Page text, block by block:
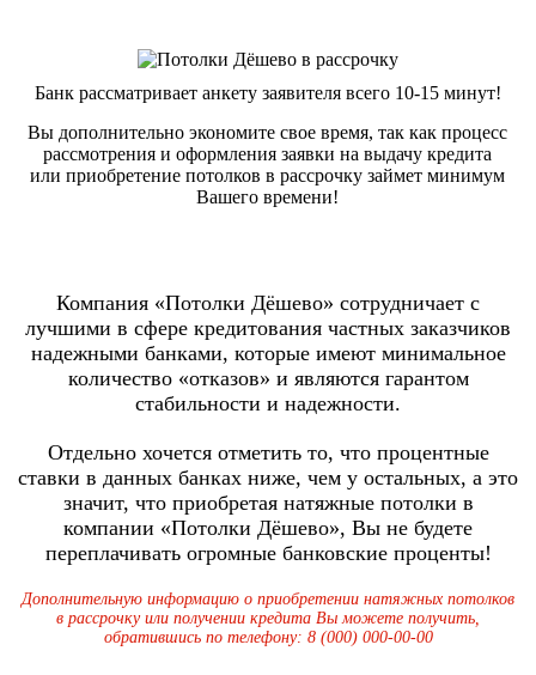
Банк рассматривает анкету заявителя всего 10-15 минут!
Вы дополнительно экономите свое время, так как процесс
рассмотрения и оформления заявки на выдачу кредита
или приобретение потолков в рассрочку займет минимум
Вашего времени!
Компания «Потолки Дёшево» сотрудничает с
лучшими в сфере кредитования частных заказчиков
надежными банками, которые имеют минимальное
количество «отказов» и являются гарантом
стабильности и надежности.
Отдельно хочется отметить то, что процентные
ставки в данных банках ниже, чем у остальных, а это
значит, что приобретая натяжные потолки в
компании «Потолки Дёшево», Вы не будете
переплачивать огромные банковские проценты!
Дополнительную информацию о приобретении натяжных потолков
в рассрочку или получении кредита Вы можете получить,
обратившись по телефону: 8 (000) 000-00-00